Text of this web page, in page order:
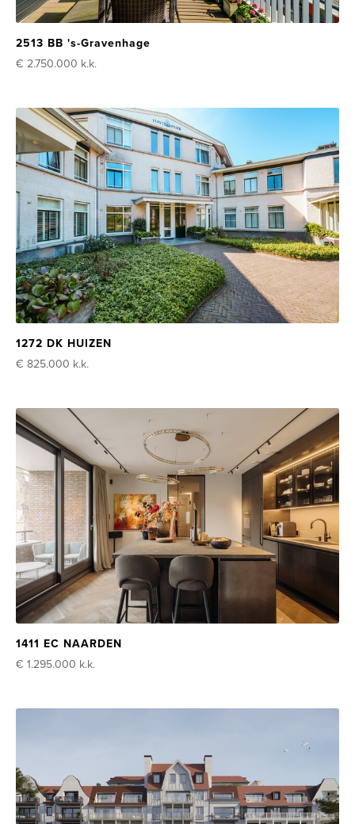
2513 BB 's-Gravenhage
€ 2.750.000 k.k.
1272 DK HUIZEN
€ 825.000 k.k.
1411 EC NAARDEN
€ 1.295.000 k.k.